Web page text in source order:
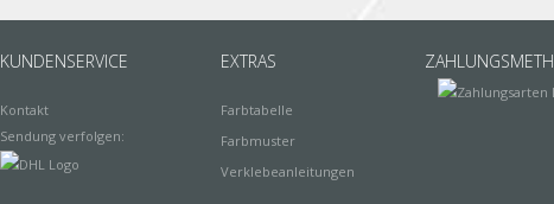
KUNDENSERVICE
Kontakt
Sendung verfolgen:
EXTRAS
Farbtabelle
Farbmuster
Verklebeanleitungen